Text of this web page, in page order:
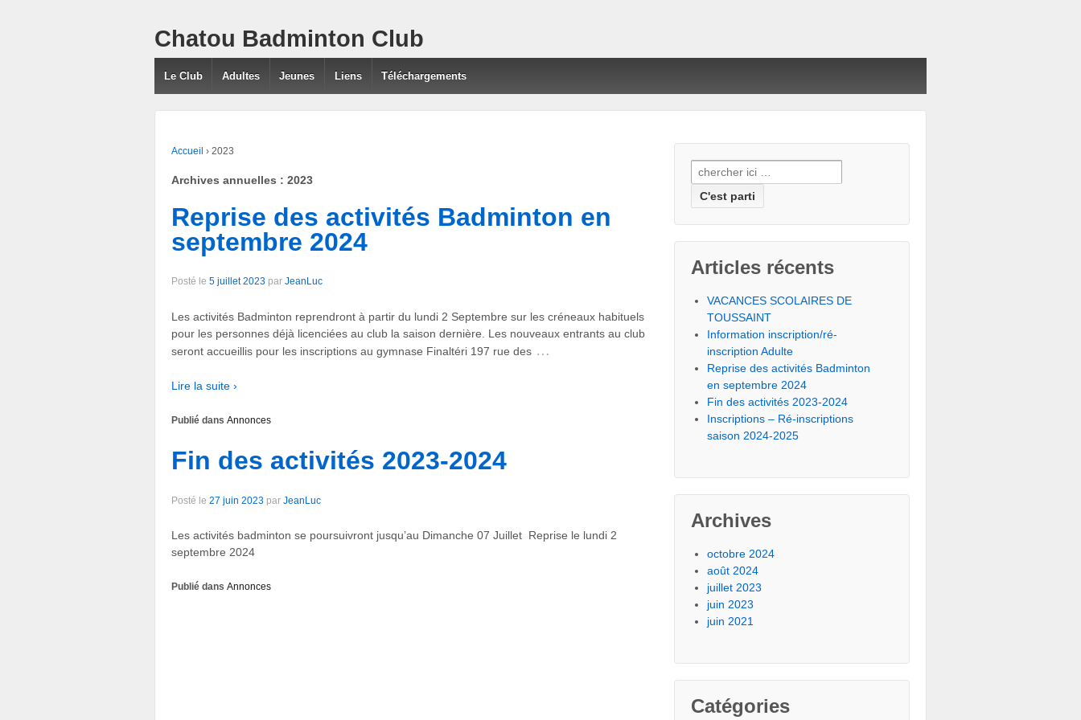
Chatou Badminton Club
Le Club Adultes Jeunes Liens Téléchargements
Accueil › 2023
Archives annuelles : 2023
Reprise des activités Badminton en
septembre 2024
Posté le 5 juillet 2023 par JeanLuc
Les activités Badminton reprendront à partir du lundi 2 Septembre sur les créneaux habituels
pour les personnes déjà licenciées au club la saison dernière. Les nouveaux entrants au club
seront accueillis pour les inscriptions au gymnase Finaltéri 197 rue des …
Lire la suite ›
Publié dans Annonces
Fin des activités 2023-2024
Posté le 27 juin 2023 par JeanLuc
Les activités badminton se poursuivront jusqu’au Dimanche 07 Juillet Reprise le lundi 2
septembre 2024
Publié dans Annonces
Recherche
pour:
Articles récents
VACANCES SCOLAIRES DE
TOUSSAINT
Information inscription/ré-
inscription Adulte
Reprise des activités Badminton
en septembre 2024
Fin des activités 2023-2024
Inscriptions – Ré-inscriptions
saison 2024-2025
Archives
octobre 2024
août 2024
juillet 2023
juin 2023
juin 2021
Catégories